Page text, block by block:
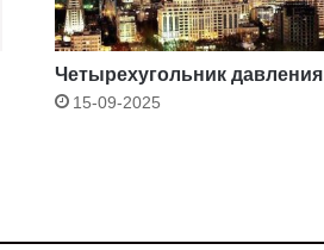
Четырехугольник давления
15-09-2025